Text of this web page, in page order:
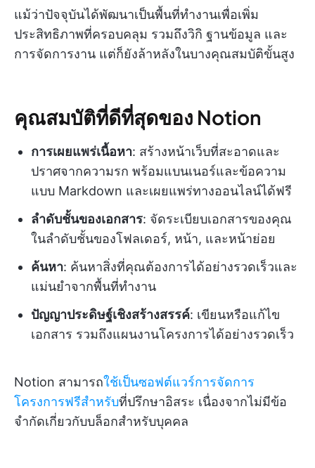
แม้ว่าปัจจุบันได้พัฒนาเป็นพื้นที่ทำงานเพื่อเพิ่ม
ประสิทธิภาพที่ครอบคลุม รวมถึงวิกิ ฐานข้อมูล และ
การจัดการงาน แต่ก็ยังล้าหลังในบางคุณสมบัติขั้นสูง
คุณสมบัติที่ดีที่สุดของ Notion
การเผยแพร่เนื้อหา: สร้างหน้าเว็บที่สะอาดและ
ปราศจากความรก พร้อมแบนเนอร์และข้อความ
แบบ Markdown และเผยแพร่ทางออนไลน์ได้ฟรี
ลำดับชั้นของเอกสาร: จัดระเบียบเอกสารของคุณ
ในลำดับชั้นของโฟลเดอร์, หน้า, และหน้าย่อย
ค้นหา: ค้นหาสิ่งที่คุณต้องการได้อย่างรวดเร็วและ
แม่นยำจากพื้นที่ทำงาน
ปัญญาประดิษฐ์เชิงสร้างสรรค์: เขียนหรือแก้ไข
เอกสาร รวมถึงแผนงานโครงการได้อย่างรวดเร็ว
Notion สามารถใช้เป็นซอฟต์แวร์การจัดการ
โครงการฟรีสำหรับที่ปรึกษาอิสระ เนื่องจากไม่มีข้อ
จำกัดเกี่ยวกับบล็อกสำหรับบุคคล